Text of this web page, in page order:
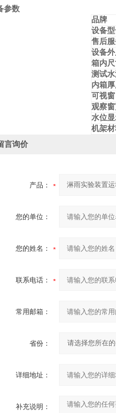
参数
品牌
设备
售后
设备
箱内
测试
内箱
可视窗
观察
水位
机架
言询价
产品：
您的单位：
您的姓名：
联系电话：
常用邮箱：
省份：
详细地址：
补充说明：